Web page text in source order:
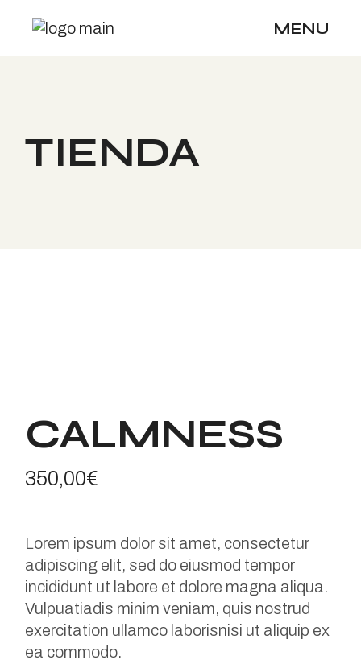
MENU
TIENDA
CALMNESS
350,00€
Lorem ipsum dolor sit amet, consectetur
adipiscing elit, sed do eiusmod tempor
incididunt ut labore et dolore magna aliqua.
Vulpuatiadis minim veniam, quis nostrud
exercitation ullamco laborisnisi ut aliquip ex
ea commodo.